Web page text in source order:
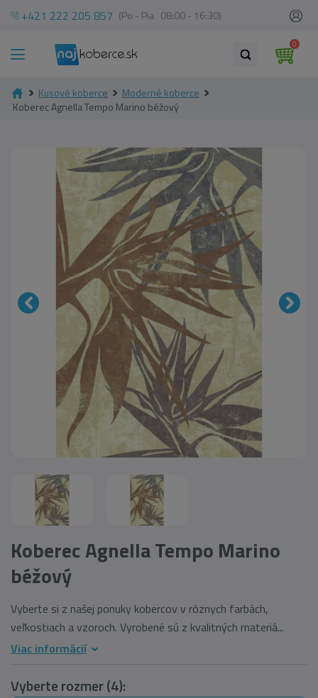
+421 222 205 857 (Po - Pia 08:00 - 16:30)
0
Kusové koberce
Moderné koberce
Koberec Agnella Tempo Marino béžový
Koberec Agnella Tempo Marino
béžový
Vyberte si z našej ponuky kobercov v rôznych farbách,
veľkostiach a vzoroch. Vyrobené sú z kvalitných materiá...
Viac informácií
Vyberte rozmer (4):